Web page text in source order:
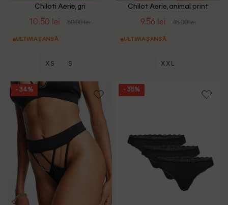
Chiloti Aerie, gri
10.50 lei 50.00 lei
ULTIMA ȘANSĂ
XS S
Chilot Aerie, animal print
9.56 lei 45.00 lei
ULTIMA ȘANSĂ
XXL
- 34% - 35%